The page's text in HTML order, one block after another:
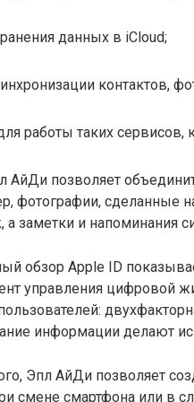
данных в iCloud;
контактов,
работы таких сервисов,
АйДи позволяет
фотографии, сделанные
а заметки и напоминания
обзор Apple ID
управления цифровой
информации делают
Эпл АйДи позволяет
смене смартфона или в